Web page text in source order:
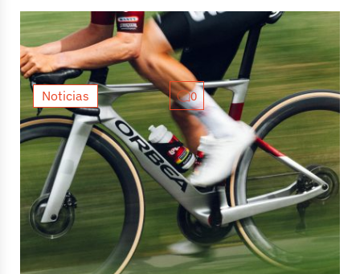
Noticias 0
Orbea replantea la aerodinámica
con la nueva Orca Aero
En un pelotón profesional que cada temporada bate